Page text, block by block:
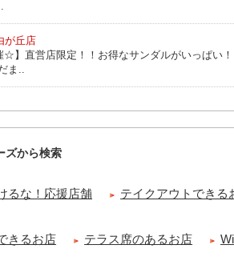
が丘店
☆】直営店限定！！お得なサンダルがいっぱい
ま..
)手..
クゼーション専門の顧問契約 】 冷え性改善協会
ズから検索
るな！応援店舗 テイクアウトできる
きるお店 テラス席のあるお店